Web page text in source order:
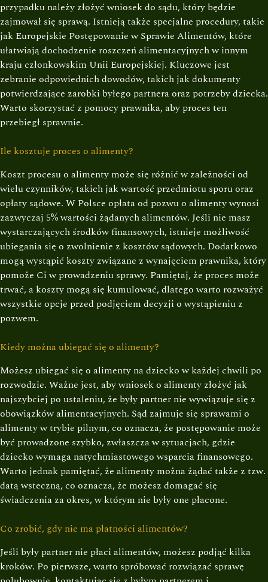
przypadku należy złożyć wniosek do sądu, który będzie
zajmował się sprawą. Istnieją także specjalne procedury, takie
jak Europejskie Postępowanie w Sprawie Alimentów, które
ułatwiają dochodzenie roszczeń alimentacyjnych w innym
kraju członkowskim Unii Europejskiej. Kluczowe jest
zebranie odpowiednich dowodów, takich jak dokumenty
potwierdzające zarobki byłego partnera oraz potrzeby dziecka.
Warto skorzystać z pomocy prawnika, aby proces ten
przebiegł sprawnie.
Ile kosztuje proces o alimenty?
Koszt procesu o alimenty może się różnić w zależności od
wielu czynników, takich jak wartość przedmiotu sporu oraz
opłaty sądowe. W Polsce opłata od pozwu o alimenty wynosi
zazwyczaj 5% wartości żądanych alimentów. Jeśli nie masz
wystarczających środków finansowych, istnieje możliwość
ubiegania się o zwolnienie z kosztów sądowych. Dodatkowo
mogą wystąpić koszty związane z wynajęciem prawnika, który
pomoże Ci w prowadzeniu sprawy. Pamiętaj, że proces może
trwać, a koszty mogą się kumulować, dlatego warto rozważyć
wszystkie opcje przed podjęciem decyzji o wystąpieniu z
pozwem.
Kiedy można ubiegać się o alimenty?
Możesz ubiegać się o alimenty na dziecko w każdej chwili po
rozwodzie. Ważne jest, aby wniosek o alimenty złożyć jak
najszybciej po ustaleniu, że były partner nie wywiązuje się z
obowiązków alimentacyjnych. Sąd zajmuje się sprawami o
alimenty w trybie pilnym, co oznacza, że postępowanie może
być prowadzone szybko, zwłaszcza w sytuacjach, gdzie
dziecko wymaga natychmiastowego wsparcia finansowego.
Warto jednak pamiętać, że alimenty można żądać także z tzw.
datą wsteczną, co oznacza, że możesz domagać się
świadczenia za okres, w którym nie były one płacone.
Co zrobić, gdy nie ma płatności alimentów?
Jeśli były partner nie płaci alimentów, możesz podjąć kilka
kroków. Po pierwsze, warto spróbować rozwiązać sprawę